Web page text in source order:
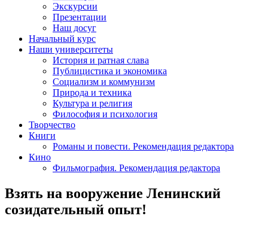
Экскурсии
Презентации
Наш досуг
Начальный курс
Наши университеты
История и ратная слава
Публицистика и экономика
Социализм и коммунизм
Природа и техника
Культура и религия
Философия и психология
Творчество
Книги
Романы и повести. Рекомендация редактора
Кино
Фильмография. Рекомендация редактора
Взять на вооружение Ленинский
созидательный опыт!